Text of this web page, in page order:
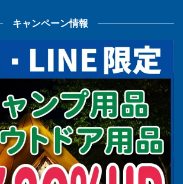
キャンペーン情報